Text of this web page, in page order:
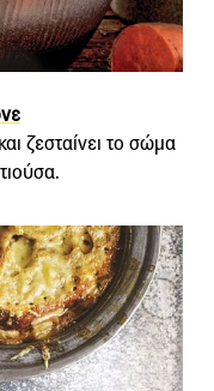
ζεσταίνει το σώμα